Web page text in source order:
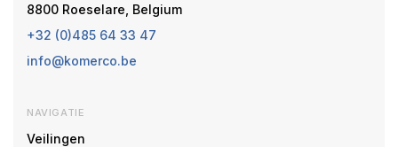
8800 Roeselare, Belgium
+32 (0)485 64 33 47
info@komerco.be
NAVIGATIE
Veilingen